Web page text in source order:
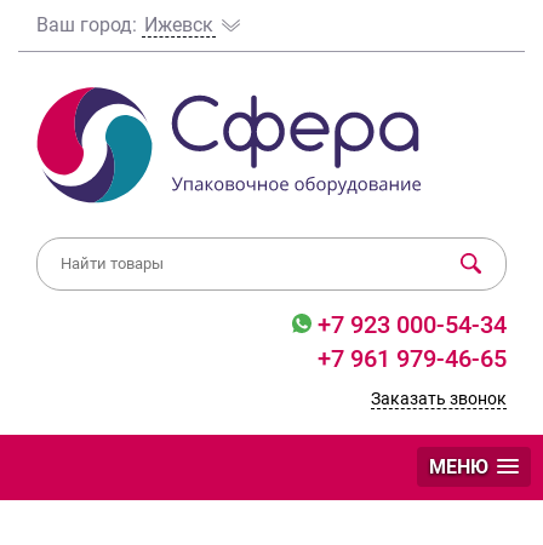
Ваш город: Ижевск
+7 923 000-54-34
+7 961 979-46-65
Заказать звонок
МЕНЮ